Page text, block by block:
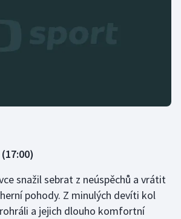
snažil sebrat z neúspěchů a vrátit
pohody. Z minulých devíti kol
a jejich dlouho komfortní